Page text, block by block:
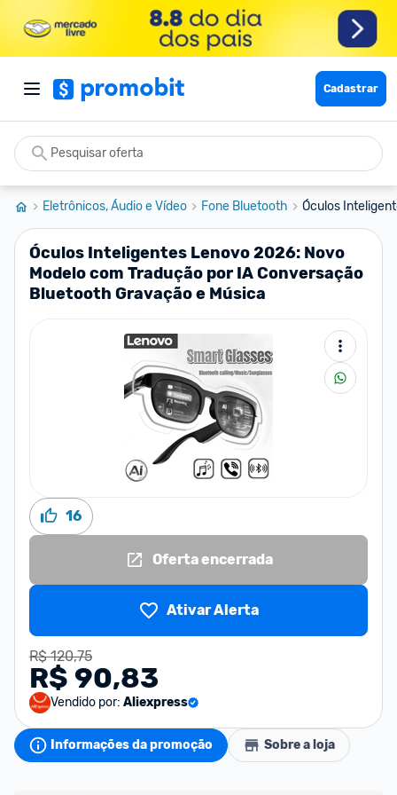
Cadastrar
Eletrônicos, Áudio e Vídeo Fone Bluetooth Óculos
Óculos Inteligentes Lenovo 2026: Novo
Modelo com Tradução por IA Conversação
Bluetooth Gravação e Música
16
Oferta encerrada
Ativar Alerta
R$ 120,75
R$ 90,83
Vendido por: Aliexpress
Informações da promoção Sobre a loja